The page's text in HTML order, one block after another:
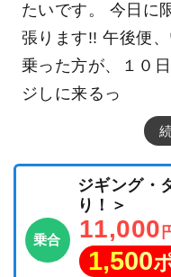
たいです。 今日に
張ります!! 午後便
乗った方が、１０
ジしに来るっ
乗合
ジギング・
り！＞
11,000
1,500